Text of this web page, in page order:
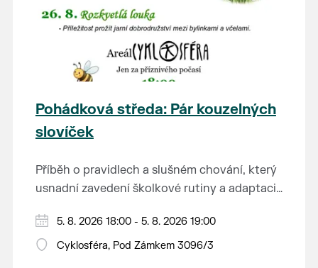
Pohádková středa: Pár kouzelných
slovíček
Příběh o pravidlech a slušném chování, který
usnadní zavedení školkové rutiny a adaptaci
Hraje se jen za příznivého počasí.
Vstupné dobrovolné.
5. 8. 2026 18:00 - 5. 8. 2026 19:00
Cyklosféra, Pod Zámkem 3096/3